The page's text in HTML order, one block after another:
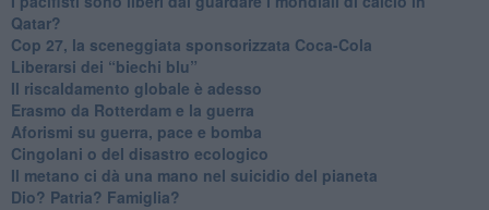
Qatar?
​Cop 27, la sceneggiata sponsorizzata Coca-Cola
​Liberarsi dei “biechi blu”
Il riscaldamento globale è adesso
​Erasmo da Rotterdam e la guerra
​Aforismi su guerra, pace e bomba
Cingolani o del disastro ecologico
​Il metano ci dà una mano nel suicidio del pianeta
​Dio? Patria? Famiglia?